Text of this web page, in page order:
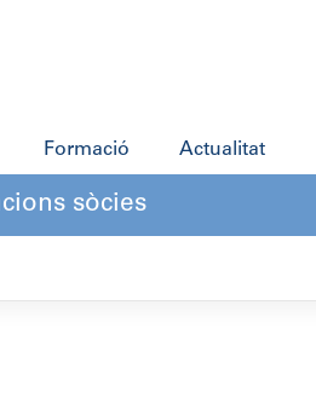
Formació Actualitat
sòcies